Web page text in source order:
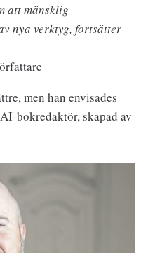
att mänsklig
nya verktyg, fortsätter
men han envisades
bokredaktör, skapad av